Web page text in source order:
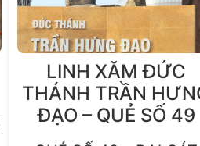
LINH XĂM ĐỨC
THÁNH TRẦN
ĐẠO – QUẺ SỐ 49